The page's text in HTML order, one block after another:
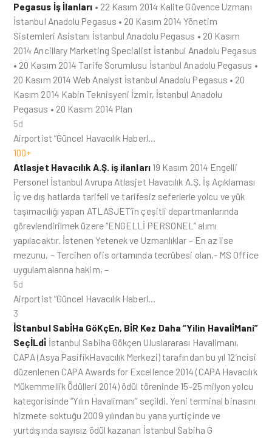
Pegasus İş İlanları • 22 Kasım 2014 Kalite Güvence Uzmanı
İstanbul Anadolu Pegasus • 20 Kasım 2014 Yönetim
Sistemleri Asistanı İstanbul Anadolu Pegasus • 20 Kasım
2014 Ancillary Marketing Specialist İstanbul Anadolu Pegasus
• 20 Kasım 2014 Tarife Sorumlusu İstanbul Anadolu Pegasus •
20 Kasım 2014 Web Analyst İstanbul Anadolu Pegasus • 20
Kasım 2014 Kabin Teknisyeni İzmir, İstanbul Anadolu
Pegasus • 20 Kasım 2014 Plan
5d
Airportist “Güncel Havacılık Haberl…
100+
Atlasjet Havacılık A.Ş. iş ilanları 19 Kasım 2014 Engelli
Personel İstanbul Avrupa Atlasjet Havacılık A.Ş. İş Açıklaması
İç ve dış hatlarda tarifeli ve tarifesiz seferlerle yolcu ve yük
taşımacılığı yapan ATLASJET’in çeşitli departmanlarında
görevlendirilmek üzere “ENGELLİ PERSONEL” alımı
yapılacaktır. İstenen Yetenek ve Uzmanlıklar – En az lise
mezunu, – Tercihen ofis ortamında tecrübesi olan,- MS Office
uygulamalarına hakim, –
5d
Airportist “Güncel Havacılık Haberl…
3
İStanbul Sabi̇Ha GöKçEn, Bi̇R Kez Daha “Yilin Havali̇Mani”
SeçİLdi̇ İstanbul Sabiha Gökçen Uluslararası Havalimanı,
CAPA (Asya PasifikHavacılık Merkezi) tarafından bu yıl 12’ncisi
düzenlenen CAPA Awards for Excellence 2014 (CAPA Havacılık
Mükemmellik Ödülleri 2014) ödül töreninde 15-25 milyon yolcu
kategorisinde “Yılın Havalimanı” seçildi. Yeni terminal binasını
hizmete soktuğu 2009 yılından bu yana yurtiçinde ve
yurtdışında sayısız ödül kazanan İstanbul Sabiha G